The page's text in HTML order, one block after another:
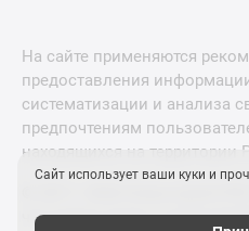
На сайте применяются
предоставления
систематизации и анализа
предпочтениям
находящихся на территории
что нужно знать о
Сайт использует ваши куки и